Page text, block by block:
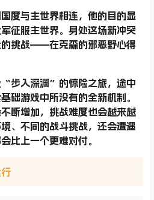
度与主世界相连，他的目的显
征服主世界。身处这场新冲突
的挑战——在克森的邪恶野心得
“步入深渊”的惊险之旅，途中
础游戏中所没有的全新机制。
断增加，挑战难度也会越来越
、不同的战斗挑战，还会遭遇
比上一个更难对付。